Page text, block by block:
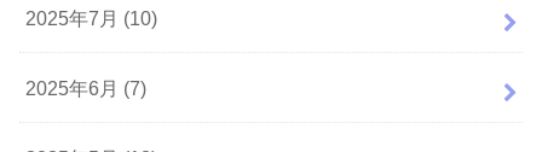
2025年7月 (10)
2025年6月 (7)